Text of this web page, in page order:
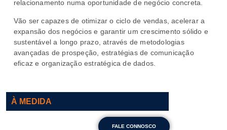
relacionamento numa oportunidade de negócio concreta.
Vão ser capazes de otimizar o ciclo de vendas, acelerar a
expansão dos negócios e garantir um crescimento sólido e
sustentável a longo prazo, através de metodologias
avançadas de prospeção, estratégias de comunicação
eficaz e organização estratégica de dados.
À MEDIDA
FALE CONNOSCO